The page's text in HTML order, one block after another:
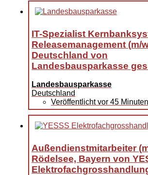
IT-Spezialist
Releasemanagement (m/
Deutschland von
Landesbausparkasse
Landesbausparkasse
Deutschland
Veröffentlicht vor 45 Minuten
Außendienstmitarbeiter
Rödelsee, Bayern von